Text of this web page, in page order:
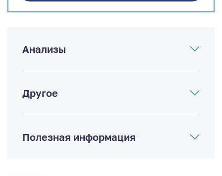
Анализы
Другое
Полезная информация